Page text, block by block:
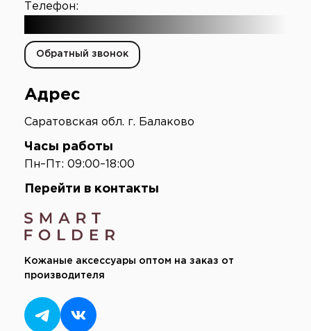
Кожаные аксессуары оптом на заказ от
производителя
Телефон:
Обратный звонок
Адрес
Саратовская обл. г. Балаково
Часы работы
Пн–Пт: 09:00–18:00
Перейти в контакты